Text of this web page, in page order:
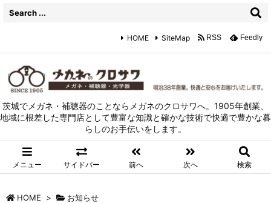
茨城でメガネ・補聴器のことならメガネのクロサワへ。1905年創業、
地域に根差した専門店として豊富な知識と確かな技術で快適で豊かな暮
らしのお手伝いをします。
メニュー サイドバー 前へ 次へ 検索
HOME SiteMap RSS Feedly
HOME > お知らせ